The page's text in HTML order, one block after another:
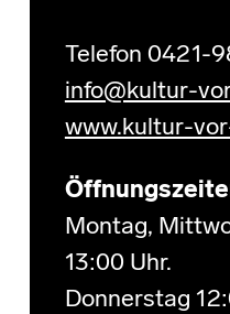
Telefon 0421-
info@kultur-
www.kultur-
Montag,
13:00 Uhr.
Donnerstag